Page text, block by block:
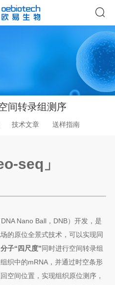
间转录组测序
技术文章 送样指南
seq」
Nano Ball，DNB）开发，是
的原位全景式技术，可以实现同
子“四尺度”同时进行空间转录组
织中的mRNA，并通过时空条形
空间位置，实现组织原位测序，